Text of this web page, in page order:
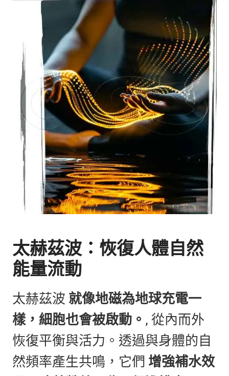
太赫茲波：恢復人體自然
能量流動
太赫茲波 就像地磁為地球充電一
樣，細胞也會被啟動。 , 從內而外
恢復平衡與活力。透過與身體的自
然頻率產生共鳴，它們 增強補水效